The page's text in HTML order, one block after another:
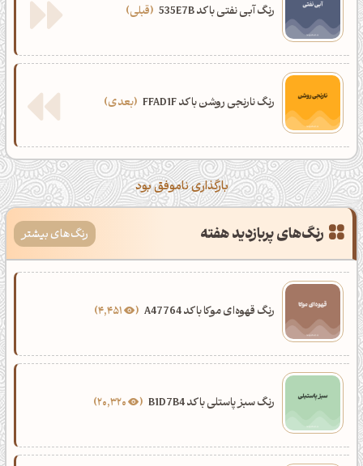
رنگ آبی نفتی با کد 535E7B قبلی
رنگ نارنجی روشن با کد FFAD1F بعدی
بارگذاری ناموفق بود
رنگ‌های پربازدید هفته رنگ‌های بیشتر
رنگ قهوه‌ای موکا با کد A47764
رنگ سبز پاستلی با کد B1D7B4